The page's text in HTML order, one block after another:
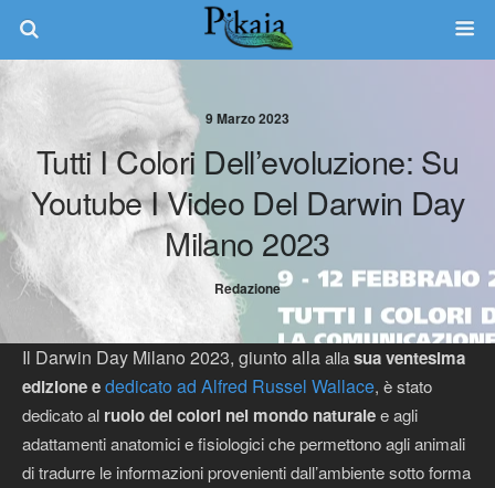
9 Marzo 2023
Tutti I Colori Dell’evoluzione: Su
Youtube I Video Del Darwin Day
Milano 2023
Redazione
Il Darwin Day Milano 2023, giunto allaallasua ventesima
edizione ededicato ad Alfred Russel Wallace, è stato
dedicato al ruolo dei colori nel mondo naturalee agli
adattamenti anatomici e fisiologici che permettono agli animali
di tradurre le informazioni provenienti dall’ambiente sotto forma